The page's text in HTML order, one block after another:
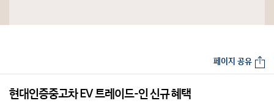
현대인증중고차 EV 트레이드-인 신규 혜택
페이지 공유